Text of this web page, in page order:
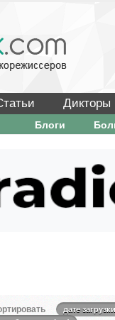
Дикторы
Блоги
дате загрузки